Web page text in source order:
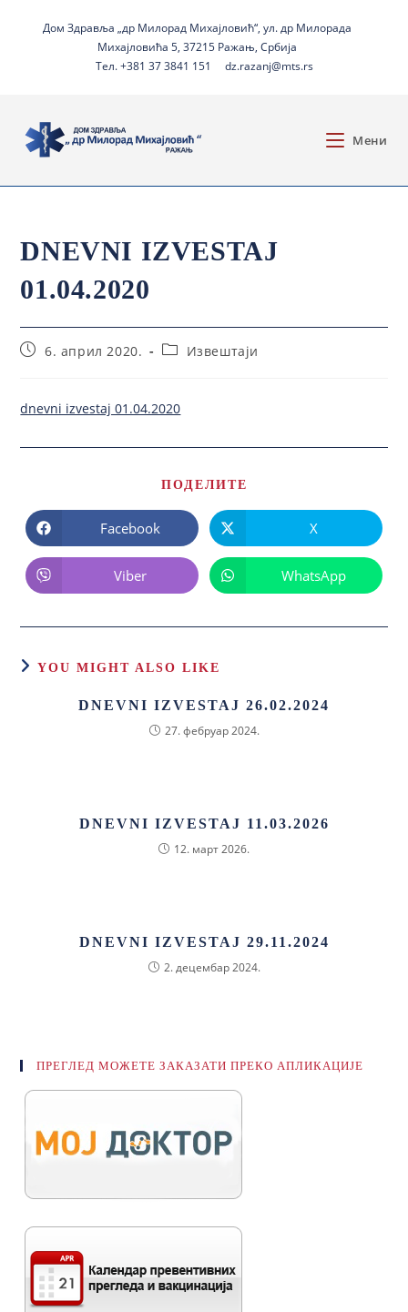
Дом Здравља „др Милорад Михајловић“, ул. др Милорада
Михајловића 5, 37215 Ражањ, Србија
Тел. +381 37 3841 151
dz.razanj@mts.rs
Мени
DNEVNI IZVESTAJ
01.04.2020
6. април 2020. Извештаји
dnevni izvestaj 01.04.2020
ПОДЕЛИТЕ
Facebook X
Viber WhatsApp
YOU MIGHT ALSO LIKE
DNEVNI IZVESTAJ 26.02.2024
27. фебруар 2024.
DNEVNI IZVESTAJ 11.03.2026
12. март 2026.
DNEVNI IZVESTAJ 29.11.2024
2. децембар 2024.
ПРЕГЛЕД МОЖЕТЕ ЗАКАЗАТИ ПРЕКО АПЛИКАЦИЈЕ